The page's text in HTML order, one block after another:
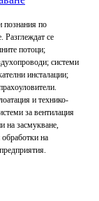
познания по
Разглеждат се
потоци;
системи
инсталации;
и технико-
за вентилация
на засмукване,
обработки на